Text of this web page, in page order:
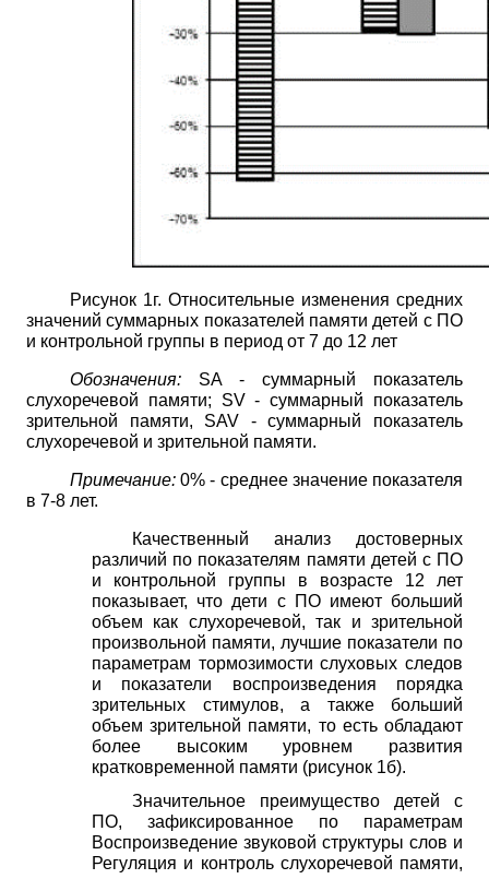
Рисунок 1г. Относительные изменения средних
значений суммарных показателей памяти детей с ПО
и контрольной группы в период от 7 до 12 лет
Обозначения: SA
- суммарный показатель
слухоречевой памяти; SV - суммарный показатель
зрительной памяти, SAV
- суммарный показатель
слухоречевой и зрительной памяти.
Примечание: 0% - среднее значение показателя
в 7-8 лет.
Качественный анализ достоверных
различий по показателям памяти детей с ПО
и контрольной группы в возрасте 12 лет
показывает, что дети с ПО имеют больший
объем как слухоречевой, так и зрительной
произвольной памяти, лучшие показатели по
параметрам тормозимости слуховых следов
и показатели воспроизведения порядка
зрительных стимулов, а также больший
объем зрительной памяти, то есть обладают
более высоким уровнем развития
кратковременной памяти (рисунок 1б).
Значительное преимущество детей с
ПО, зафиксированное по параметрам
Воспроизведение звуковой структуры слов и
Регуляция и контроль слухоречевой памяти,